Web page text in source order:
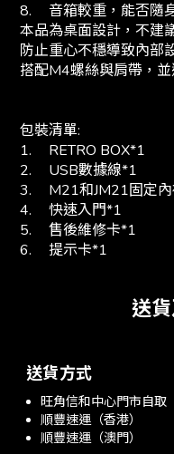
8.
音箱較重，能否隨
本品為桌面設計，不建
防止重心不穩導致內部
搭配M4螺絲與肩帶，並
包裝清單:
1.
RETRO BOX*1
2.
USB數據線*1
3.
M21和JM21固定
4.
快速入門*1
5.
售後維修卡*1
6.
提示卡*1
送
送貨方式
旺角信和中心門市自取
順豐速運（香港）
順豐速運（澳門）